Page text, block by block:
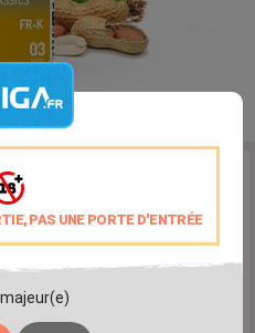
PAS UNE PORTE D'ENTRÉE
parmi les classics, marie
avec la subtilité de la
e-liquide idéal pour les novices de
un compagnon de vape